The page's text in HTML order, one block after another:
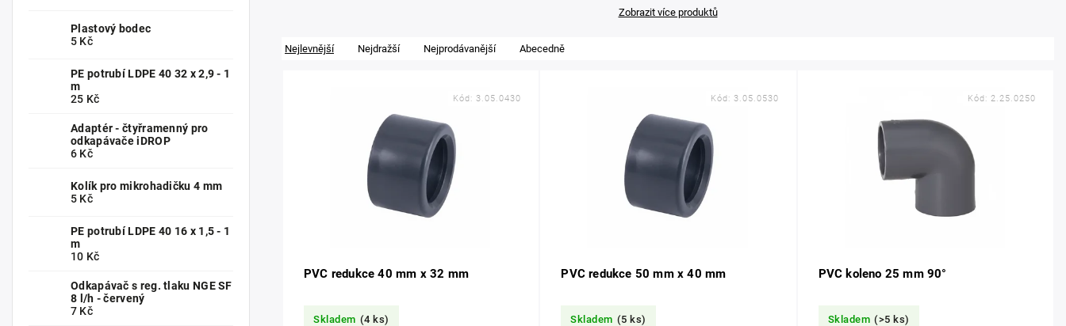
Plastový bodec
5 Kč
PE potrubí LDPE 40 32 x 2,9 - 1
m
25 Kč
Adaptér - čtyřramenný pro
odkapávače iDROP
6 Kč
Kolík pro mikrohadičku 4 mm
5 Kč
PE potrubí LDPE 40 16 x 1,5 - 1
m
10 Kč
Odkapávač s reg. tlaku NGE SF
8 l/h - červený
7 Kč
Zobrazit více produktů
Nejlevnější Nejdražší Nejprodávanější Abecedně
PVC redukce 40 mm x 32 mm
Skladem (4 ks)
Kód:3.05.0430
PVC redukce 50 mm x 40 mm
Skladem (5 ks)
Kód: 3.05.0530
PVC koleno 25 mm 90°
Skladem (>5 ks)
Kód: 2.25.0250